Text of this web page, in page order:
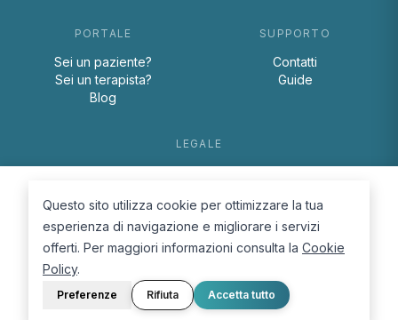
PORTALE
Sei un paziente?
Sei un terapista?
Blog
SUPPORTO
Contatti
Guide
LEGALE
Cookie Policy
Questo sito utilizza cookie per ottimizzare la tua
esperienza di navigazione e migliorare i servizi
offerti. Per maggiori informazioni consulta la Cookie
Policy.
Preferenze Rifiuta Accetta tutto